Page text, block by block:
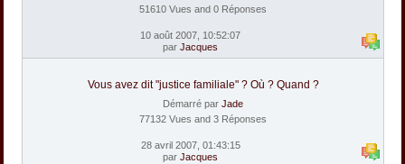
51610 Vues and 0 Réponses
10 août 2007, 10:52:07
par Jacques
Vous avez dit "justice familiale" ? Où ? Quand ?
Démarré par Jade
77132 Vues and 3 Réponses
28 avril 2007, 01:43:15
par Jacques